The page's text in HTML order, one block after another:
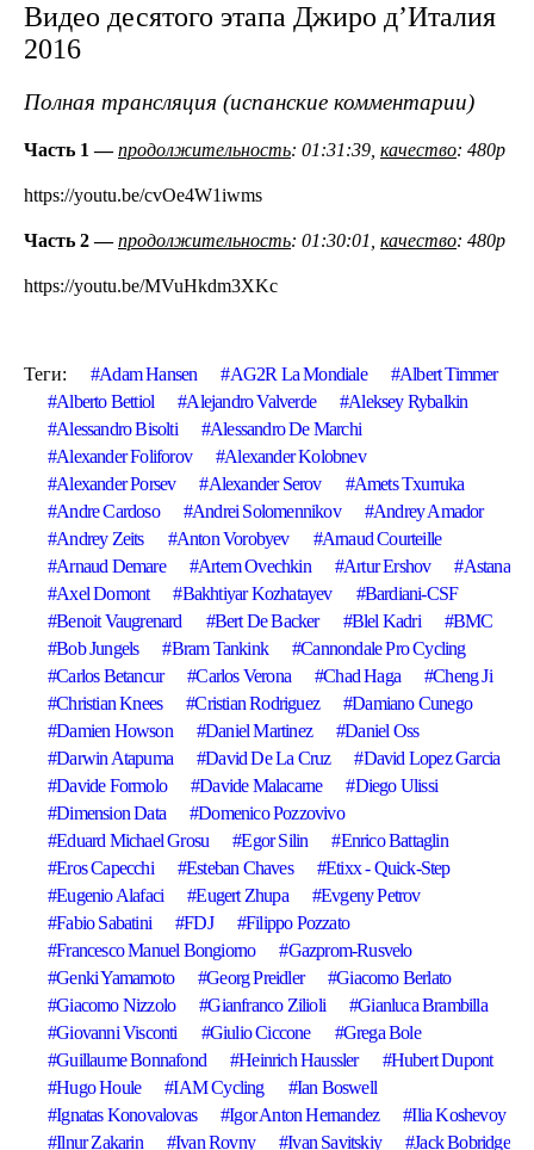
Видео десятого этапа Джиро д’Италия
2016
Полная трансляция (испанские комментарии)
Часть 1 — продолжительность: 01:31:39, качество: 480p
https://youtu.be/cvOe4W1iwms
Часть 2 — продолжительность: 01:30:01, качество: 480p
https://youtu.be/MVuHkdm3XKc
Теги: Adam Hansen AG2R La Mondiale
Albert Timmer
Alberto Bettiol
Alejandro Valverde
Aleksey Rybalkin
Alessandro Bisolti
Alessandro De Marchi
Alexander Foliforov
Alexander Kolobnev
Alexander Porsev
Alexander Serov
Amets Txurruka
Andre Cardoso
Andrei Solomennikov
Andrey Amador
Andrey Zeits
Anton Vorobyev
Arnaud Courteille
Arnaud Demare
Artem Ovechkin Artur Ershov
Astana
Axel Domont
Bakhtiyar Kozhatayev
Bardiani-CSF
Benoit Vaugrenard
Bert De Backer Blel Kadri
BMC
Bob Jungels
Bram Tankink
Cannondale Pro Cycling
Carlos Betancur
Carlos Verona Chad Haga
Cheng Ji
Christian Knees
Cristian Rodriguez
Damiano Cunego
Damien Howson
Daniel Martinez
Daniel Oss
Darwin Atapuma
David De La Cruz
David Lopez Garcia
Davide Formolo
Davide Malacarne
Diego Ulissi
Dimension Data
Domenico Pozzovivo
Eduard Michael Grosu
Egor Silin
Enrico Battaglin
Eros Capecchi
Esteban Chaves
Etixx - Quick-Step
Eugenio Alafaci
Eugert Zhupa
Evgeny Petrov
Fabio Sabatini
FDJ
Filippo Pozzato
Francesco Manuel Bongiorno
Gazprom-Rusvelo
Genki Yamamoto
Georg Preidler
Giacomo Berlato
Giacomo Nizzolo
Gianfranco Zilioli
Gianluca Brambilla
Giovanni Visconti
Giulio Ciccone
Grega Bole
Guillaume Bonnafond
Heinrich Haussler
Hubert Dupont
Hugo Houle
IAM Cycling
Ian Boswell
Ignatas Konovalovas
Igor Anton Hernandez
Ilia Koshevoy
Ilnur Zakarin
Ivan Rovny Ivan Savitskiy Jack Bobridge